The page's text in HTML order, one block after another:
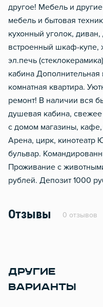
другое! Мебель и
мебель и бытовая
кухонный уголок, диван,
встроенный шкаф-купе,
эл.печь
кабина
комнатная квартира.
ремонт! В наличии вся
душевая кабина,
с домом магазины, кафе,
Арена, цирк, кинотеатр
бульвар.
Проживание с
рублей. Депозит 1000
Отзывы 0 отзывов
ДРУГИЕ
ВАРИАНТЫ